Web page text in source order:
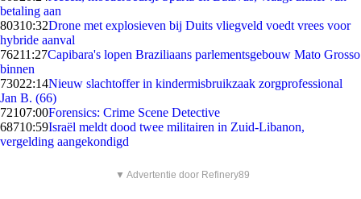
betaling aan
80310:32Drone met explosieven bij Duits vliegveld voedt vrees voor
hybride aanval
76211:27Capibara's lopen Braziliaans parlementsgebouw Mato Grosso
binnen
73022:14Nieuw slachtoffer in kindermisbruikzaak zorgprofessional
Jan B. (66)
72107:00Forensics: Crime Scene Detective
68710:59Israël meldt dood twee militairen in Zuid-Libanon,
vergelding aangekondigd
▼ Advertentie door Refinery89